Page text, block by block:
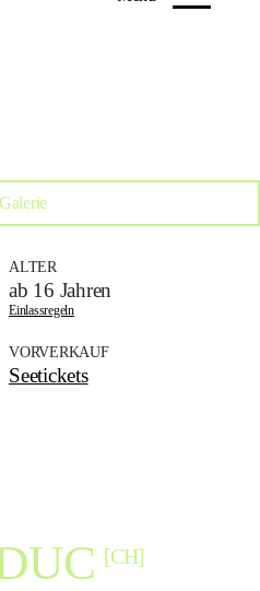
ALTER
ab 16 Jahren
Einlassregeln
VORVERKAUF
Seetickets
[CH]